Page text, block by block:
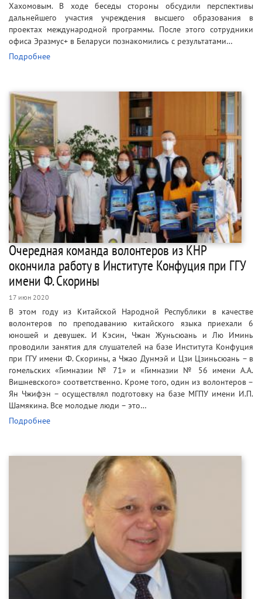
Хахомовым. В ходе беседы стороны обсудили перспективы
дальнейшего участия учреждения высшего образования в
проектах международной программы. После этого сотрудники
офиса Эразмус+ в Беларуси познакомились с результатами…
Подробнее
Очередная команда волонтеров из КНР
окончила работу в Институте Конфуция при ГГУ
имени Ф. Скорины
17 июн 2020
В этом году из Китайской Народной Республики в качестве
волонтеров по преподаванию китайского языка приехали 6
юношей и девушек. И Кэсин, Чжан Жуньсюань и Лю Иминь
проводили занятия для слушателей на базе Института Конфуция
при ГГУ имени Ф. Скорины, а Чжао Дунмэй и Цзи Цзиньсюань – в
гомельских «Гимназии № 71» и «Гимназии № 56 имени А.А.
Вишневского» соответственно. Кроме того, один из волонтеров –
Ян Чжифэн – осуществлял подготовку на базе МГПУ имени И.П.
Шамякина. Все молодые люди – это…
Подробнее